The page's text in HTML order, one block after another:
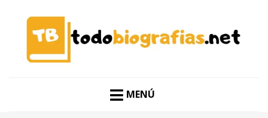
TODO BIOGRAFÍAS
MENÚ